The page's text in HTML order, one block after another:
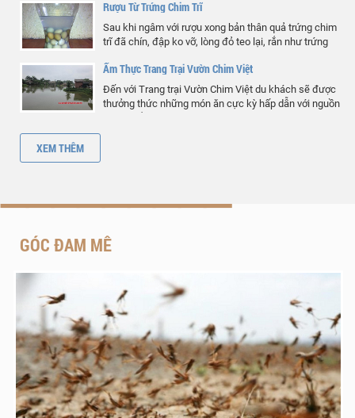
miếng vuông bày ra đĩa gắp chấm…
Rượu Từ Trứng Chim Trĩ
Sau khi ngâm với rượu xong bản thân quả trứng chim
trĩ đã chín, đập ko vỡ, lòng đỏ teo lại, rắn như trứng
mùi thơm nồng say của rượu + trứng, có vị…
Ẩm Thực Trang Trại Vườn Chim Việt
Đến với Trang trại Vườn Chim Việt du khách sẽ được
thưởng thức những món ăn cực kỳ hấp dẫn với nguồn
XEM THÊM
GÓC ĐAM MÊ